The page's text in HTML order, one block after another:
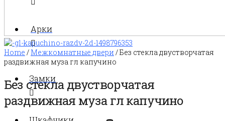
Арки
Замки
Home / Межкомнатные двери / Без стекла двустворчатая
раздвижная муза гл капучино
Без стекла двустворчатая
раздвижная муза гл капучино